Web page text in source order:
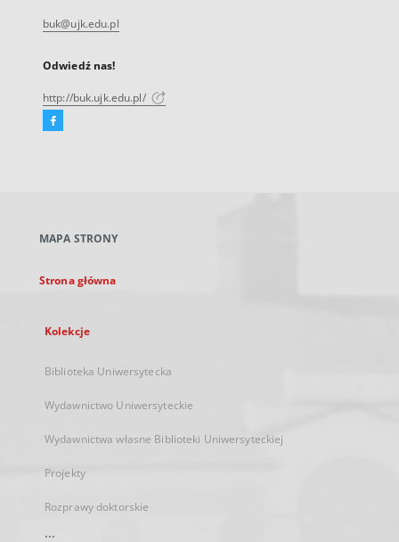
buk@ujk.edu.pl
Odwiedź nas!
http://buk.ujk.edu.pl/
Facebook
karcie
MAPA STRONY
Strona główna
Kolekcje
Biblioteka Uniwersytecka
Wydawnictwo Uniwersyteckie
Wydawnictwa własne Biblioteki Uniwersyteckiej
Projekty
Rozprawy doktorskie
...